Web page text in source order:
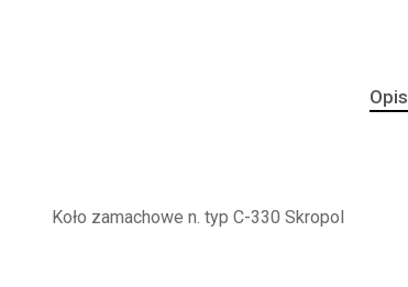
Opis
Koło zamachowe n. typ C-330 Skropol